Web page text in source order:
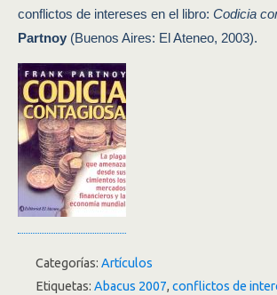
conflictos de intereses en el libro: Codicia
Partnoy (Buenos Aires: El Ateneo, 2003).
Categorías: Artículos
Etiquetas: Abacus 2007, conflictos de